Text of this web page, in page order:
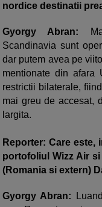
nordice destinatii
Gyorgy Abran:
Scandinavia sunt
dar putem avea pe
mentionate din afara
restrictii bilaterale,
mai greu de accesat,
largita.
Reporter: Care este,
portofoliul Wizz Air
(Romania si extern)
Gyorgy Abran: